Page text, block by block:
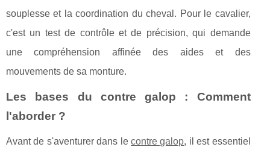
souplesse et la coordination du cheval. Pour le cavalier,
c'est un test de contrôle et de précision, qui demande
une compréhension affinée des aides et des
mouvements de sa monture.
Les bases du contre galop : Comment
l'aborder ?
Avant de s'aventurer dans le contre galop, il est essentiel